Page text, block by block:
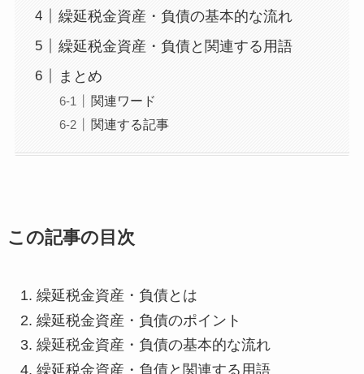
繰延税金資産・負債の基本的な流れ
繰延税金資産・負債と関連する用語
まとめ
関連ワード
関連する記事
この記事の目次
繰延税金資産・負債とは
繰延税金資産・負債のポイント
繰延税金資産・負債の基本的な流れ
繰延税金資産・負債と関連する用語